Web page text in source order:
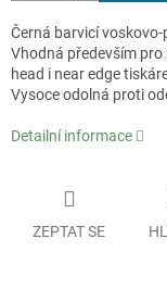
Černá barvicí
Vhodná především
head i near edge
Vysoce odolná proti
Detailní informace
ZEPTAT SE